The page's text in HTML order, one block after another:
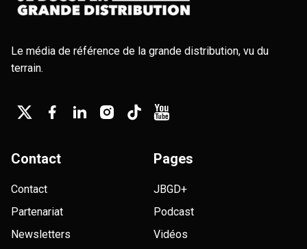
Le média de référence de la grande distribution, vu du
terrain.
Contact
Contact
Partenariat
Newsletters
Pages
JBGD+
Podcast
Vidéos